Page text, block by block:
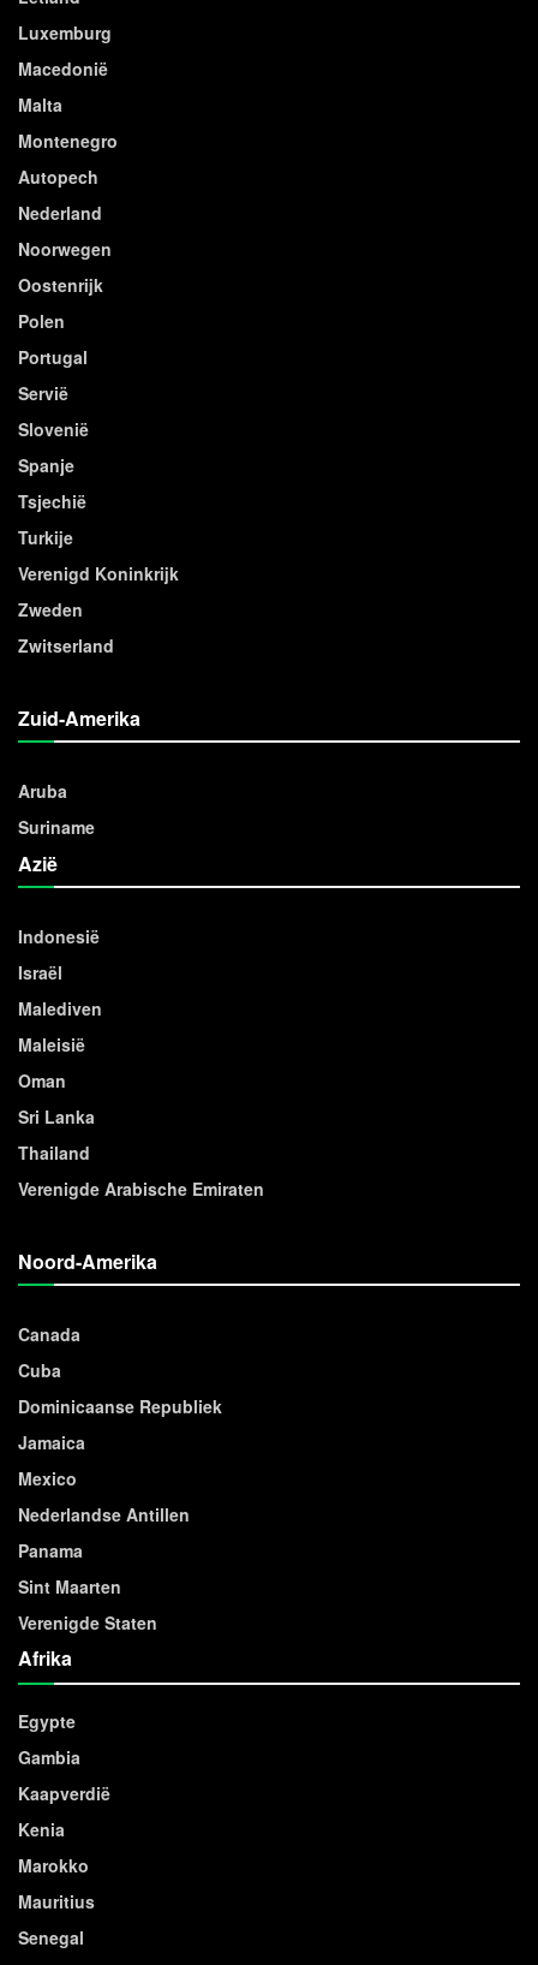
Luxemburg
Macedonië
Malta
Montenegro
Autopech
Nederland
Noorwegen
Oostenrijk
Polen
Portugal
Servië
Slovenië
Spanje
Tsjechië
Turkije
Verenigd Koninkrijk
Zweden
Zwitserland
Zuid-Amerika
Aruba
Suriname
Azië
Indonesië
Israël
Malediven
Maleisië
Oman
Sri Lanka
Thailand
Verenigde Arabische Emiraten
Noord-Amerika
Canada
Cuba
Dominicaanse Republiek
Jamaica
Mexico
Nederlandse Antillen
Panama
Sint Maarten
Verenigde Staten
Afrika
Egypte
Gambia
Kaapverdië
Kenia
Marokko
Mauritius
Senegal